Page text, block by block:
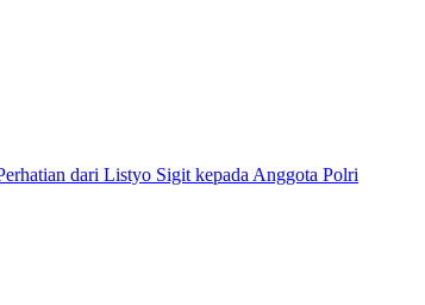
dari Listyo Sigit kepada Anggota Polri